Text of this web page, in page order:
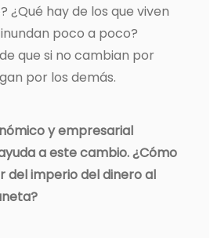
¿Qué hay de los que viven
poco a poco?
que si no cambian por
por los demás.
y empresarial
a este cambio. ¿Cómo
del imperio del dinero al